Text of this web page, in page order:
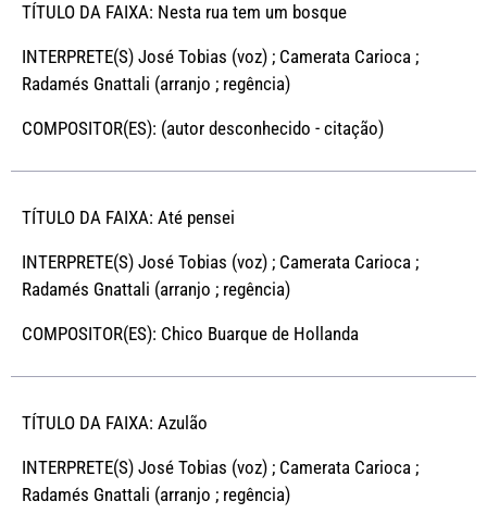
TÍTULO DA FAIXA: Nesta rua tem um bosque
INTERPRETE(S) José Tobias (voz) ; Camerata Carioca ;
Radamés Gnattali (arranjo ; regência)
COMPOSITOR(ES): (autor desconhecido - citação)
TÍTULO DA FAIXA: Até pensei
INTERPRETE(S) José Tobias (voz) ; Camerata Carioca ;
Radamés Gnattali (arranjo ; regência)
COMPOSITOR(ES): Chico Buarque de Hollanda
TÍTULO DA FAIXA: Azulão
INTERPRETE(S) José Tobias (voz) ; Camerata Carioca ;
Radamés Gnattali (arranjo ; regência)